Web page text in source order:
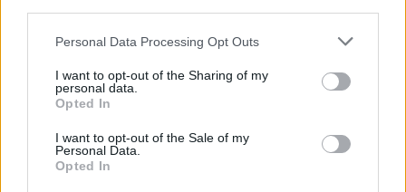
Personal Data Processing Opt Outs
I want to opt-out of the Sharing of my
personal data.
Opted In
I want to opt-out of the Sale of my
Personal Data.
Opted In
Ακολουθήστε το Pink.gr στοGoogle Newsκαι
μάθετε πρώτοιτα πιο hot νέα.
Ακολουθήστε το Pink.gr και στο
Instagram